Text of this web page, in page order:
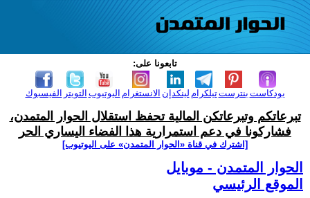
تابعونا على:
الفيسبوك التويتر اليوتيوب الانستغرام لينكدإن تيلكرامبنترست بودكاست
تبرعاتكم وتبرعاتكن المالية تحفظ استقلال الحوار المتمدن،
فشاركونا في دعم استمرارية هذا الفضاء اليساري الحر
[اشترك في قناة ‫«الحوار المتمدن» على اليوتيوب]
الحوار المتمدن - موبايل
الموقع الرئيسي